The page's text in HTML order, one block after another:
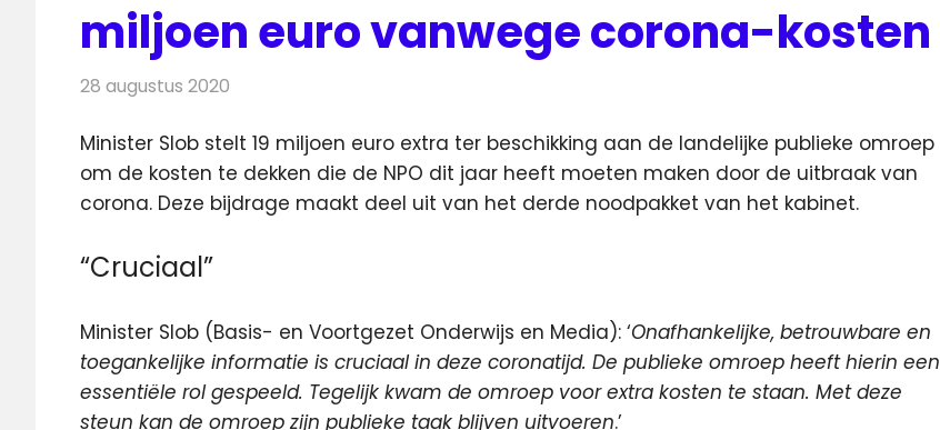
miljoen euro vanwege corona-kosten
28 augustus 2020
Minister Slob stelt 19 miljoen euro extra ter beschikking aan de landelijke publieke omroep
om de kosten te dekken die de NPO dit jaar heeft moeten maken door de uitbraak van
corona. Deze bijdrage maakt deel uit van het derde noodpakket van het kabinet.
“Cruciaal”
Minister Slob (Basis- en Voortgezet Onderwijs en Media): ‘Onafhankelijke, betrouwbare en
toegankelijke informatie is cruciaal in deze coronatijd. De publieke omroep heeft hierin een
essentiële rol gespeeld. Tegelijk kwam de omroep voor extra kosten te staan. Met deze
steun kan de omroep zijn publieke taak blijven uitvoeren.’